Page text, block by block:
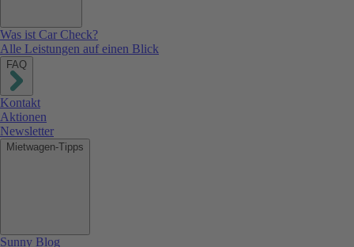
Was ist Car Check?
Alle Leistungen auf einen Blick
FAQ
Kontakt
Aktionen
Newsletter
Mietwagen-Tipps
Sunny Blog